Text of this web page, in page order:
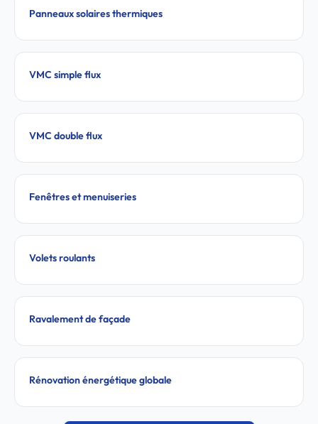
Panneaux solaires thermiques
VMC simple flux
VMC double flux
Fenêtres et menuiseries
Volets roulants
Ravalement de façade
Rénovation énergétique globale